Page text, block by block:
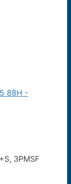
88H -
3PMSF